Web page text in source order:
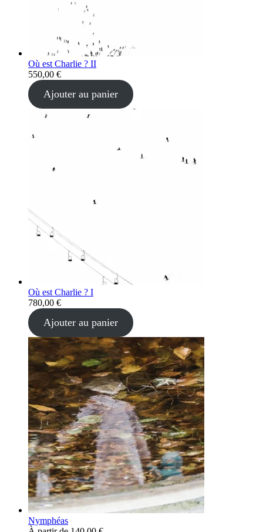
Où est Charlie ? II
550,00 €
Ajouter au panier
Où est Charlie ? I
780,00 €
Ajouter au panier
Nymphéas